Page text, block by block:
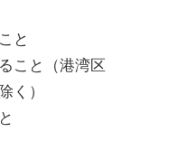
と
こと（港湾区
く）